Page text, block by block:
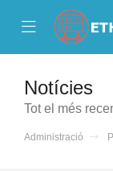
Mobile
Mobile
Notícies
Tot el més
Administració